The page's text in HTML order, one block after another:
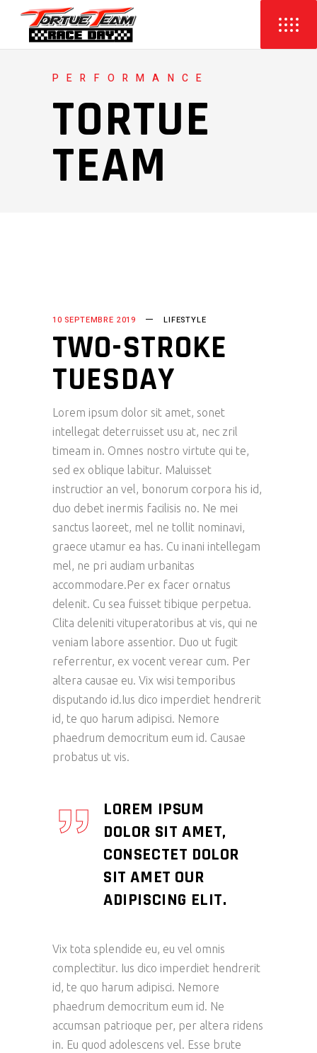
PERFORMANCE
TORTUE
TEAM
10 SEPTEMBRE 2019 LIFESTYLE
TWO-STROKE
TUESDAY
Lorem ipsum dolor sit amet, sonet
intellegat deterruisset usu at, nec zril
timeam in. Omnes nostro virtute qui te,
sed ex oblique labitur. Maluisset
instructior an vel, bonorum corpora his id,
duo debet inermis facilisis no. Ne mei
sanctus laoreet, mel ne tollit nominavi,
graece utamur ea has. Cu inani intellegam
mel, ne pri audiam urbanitas
accommodare.Per ex facer ornatus
delenit. Cu sea fuisset tibique perpetua.
Clita deleniti vituperatoribus at vis, qui ne
veniam labore assentior. Duo ut fugit
referrentur, ex vocent verear cum. Per
altera causae eu. Vix wisi temporibus
disputando id.Ius dico imperdiet hendrerit
id, te quo harum adipisci. Nemore
phaedrum democritum eum id. Causae
probatus ut vis.
LOREM IPSUM
DOLOR SIT AMET,
CONSECTET DOLOR
SIT AMET OUR
ADIPISCING ELIT.
Vix tota splendide eu, eu vel omnis
complectitur. Ius dico imperdiet hendrerit
id, te quo harum adipisci. Nemore
phaedrum democritum eum id. Ne
accumsan patrioque per, per altera ridens
in. Eu quod adolescens vel. Esse brute